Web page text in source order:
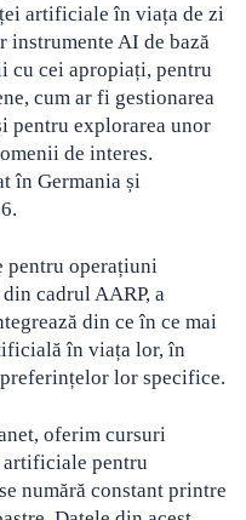
artificiale în viața de zi
AI de bază
cu cei apropiați, pentru
cum ar fi gestionarea
pentru explorarea unor
de interes.
în Germania și
pentru operațiuni
cadrul AARP, a
din ce în ce mai
în viața lor, în
lor specifice.
oferim cursuri
pentru
numără constant printre